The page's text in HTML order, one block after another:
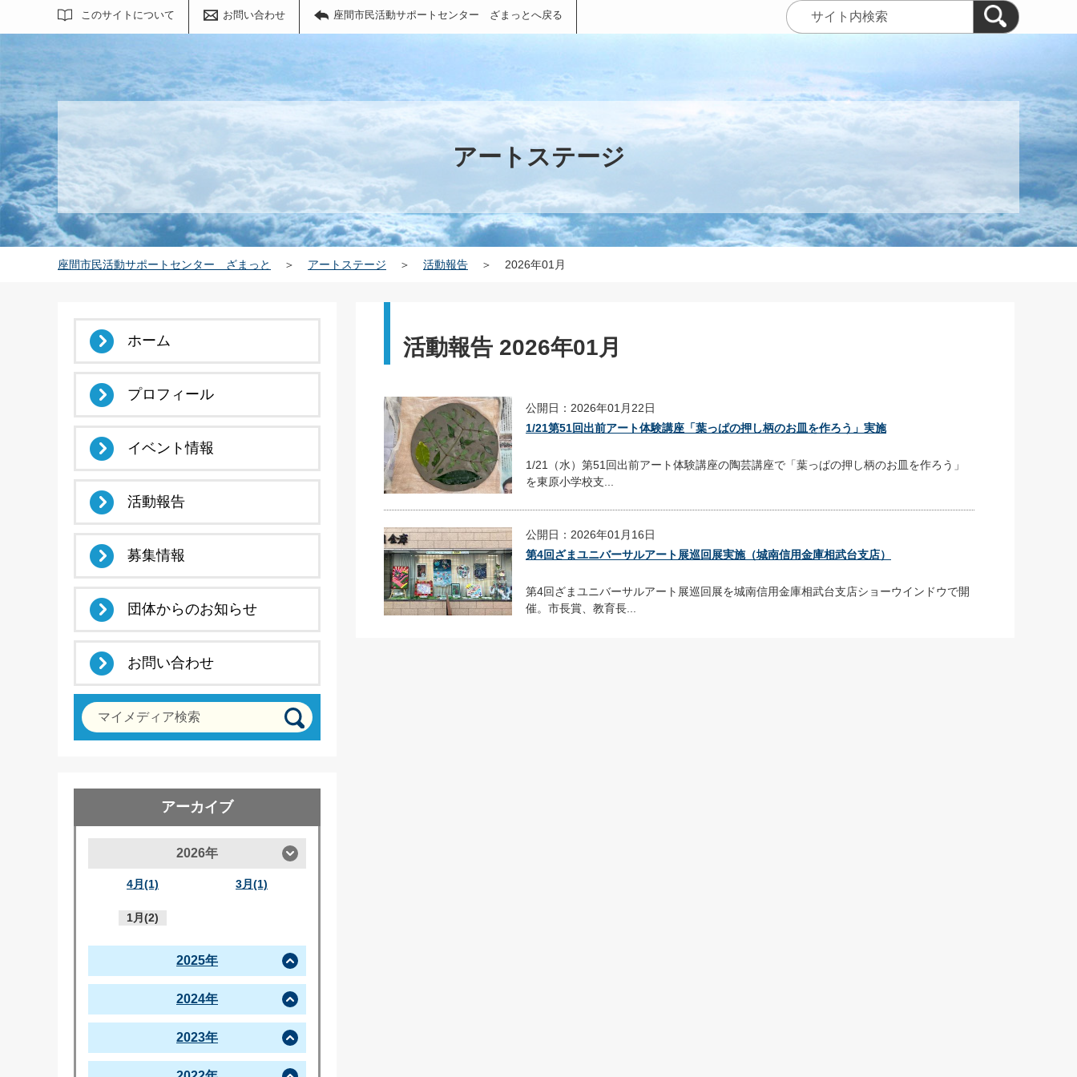
このサイトについて お問い合わせ 座間市民活動サポートセンター ざまっとへ戻る
サイト内検索
アートステージ
座間市民活動サポートセンター ざまっと ＞ アートステージ ＞ 活動報告 ＞ 2026年01月
活動報告 2026年01月
公開日：2026年01月22日
1/21第51回出前アート体験講座「葉っぱの押し柄のお皿を作ろう」実施
1/21（水）第51回出前アート体験講座の陶芸講座で「葉っぱの押し柄のお皿を作ろう」
を東原小学校支...
公開日：2026年01月16日
第4回ざまユニバーサルアート展巡回展実施（城南信用金庫相武台支店）
第4回ざまユニバーサルアート展巡回展を城南信用金庫相武台支店ショーウインドウで開
催。市長賞、教育長...
ホーム
プロフィール
イベント情報
活動報告
募集情報
団体からのお知らせ
お問い合わせ
マイメディア検索
アーカイブ
2026年
4月(1) 3月(1)
1月(2)
2025年
2024年
2023年